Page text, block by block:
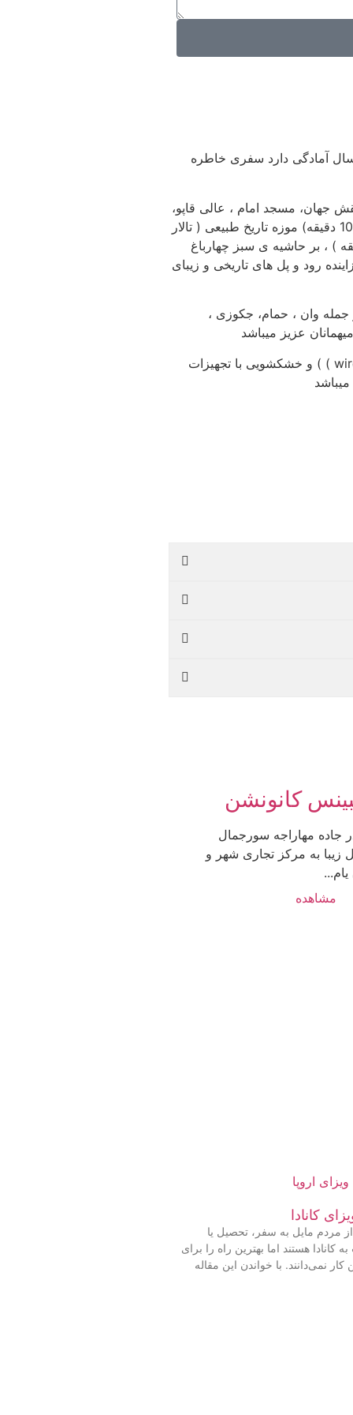
ستاره ی پیروزی اصفهان ( داریوش سابق) ، در قلب شهر گنبدهای فیروزه ای ، با افتخار اعلام میدارد با تجربه ای بیش از 40 سال آمادگی دارد سفری خاطره
فاصله از مجموعه عظیم نقش جهان، مسجد امام ، عالی قاپو،
مسجد شیخ لطف اله و بازار بزرگ اصفهان و… (8 دقیقه ) باغ و عمارت هشت بهشت ( 5 دقیقه ) مسجد و مدرسه چهارباغ و بازار هنر (10 دقیقه) موزه تاریخ طبیعی ( تالار
معاصر و موزه هنرهای تزیینی ( 5 دقیقه ) مجموعه تاریخی علیقلی آقا شامل بازارچه و حمام و مسجد ( 10 دقیقه ) ، بر حاشیه ی سبز چهارباغ
نهاد به رودخانه ی زیبای زاینده رود و پل های تاریخی و زیبای
از جمله وان ، حمام، جکوزی ،
هتل پیروزی اصفهان مجهز به سالن همایش ها و جشن ها، رستوران های ایرانی و فرنگی ، کافی شاپ 24 ساعته،پارکینگ ، اینترنتwireless ) ) و خشکشویی با تجهیزات
کانونشن
جاده مهاراجه سورجمال
زیبا به مرکز تجاری شهر و
مشاهده
کانادا
مردم مایل به سفر، تحصیل یا
کانادا هستند اما بهترین راه را برای
کار نمی‌دانند. با خواندن این مقاله